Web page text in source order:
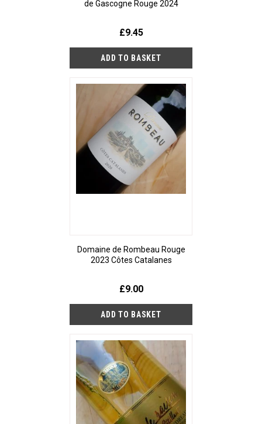
de Gascogne Rouge 2024
£9.45
Domaine de Rombeau Rouge
2023 Côtes Catalanes
£9.00